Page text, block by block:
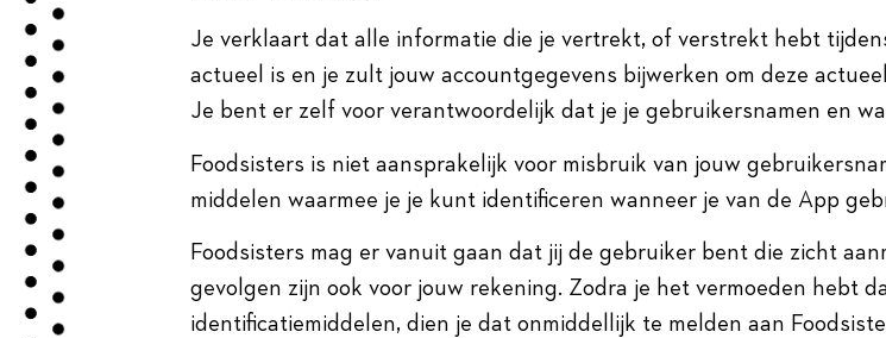
Je verklaart dat alle informatie die je vertrekt, of verstrekt hebt
actueel is en je zult jouw accountgegevens bijwerken om deze
Je bent er zelf voor verantwoordelijk dat je je gebruikersnamen en
Foodsisters is niet aansprakelijk voor misbruik van jouw
middelen waarmee je je kunt identificeren wanneer je van de App
Foodsisters mag er vanuit gaan dat jij de gebruiker bent die zicht
gevolgen zijn ook voor jouw rekening. Zodra je het vermoeden hebt
identificatiemiddelen, dien je dat onmiddellijk te melden aan